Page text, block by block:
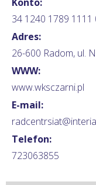
34 1240 1789
Adres:
26-600 Radom, ul.
WWW:
www.wksczarni.pl
E-mail:
Telefon:
723063855